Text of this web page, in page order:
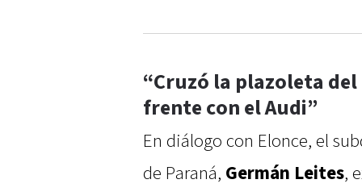
“Cruzó la plazoleta
frente con el Audi”
En diálogo con Elonce, el
de Paraná, Germán Leites,